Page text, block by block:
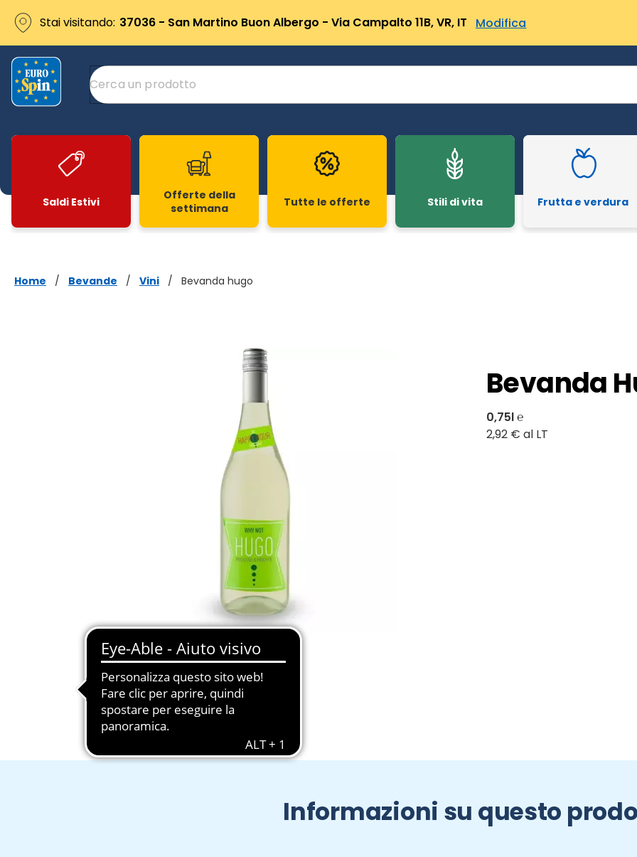
Stai visitando: 37036 - San Martino Buon Albergo - Via Campalto 11B, VR, IT Modifica
Saldi Estivi
Offerte della
settimana
Tutte le offerte Stili di vita Frutta e verdura
Home / Bevande / Vini / Bevanda hugo
Slide 1 di 2
Bevanda
0,75l ℮
2,92 € al LT
Informazioni su questo